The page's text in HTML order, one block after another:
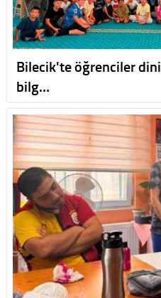
Bilecik'te öğrenciler
bilg…